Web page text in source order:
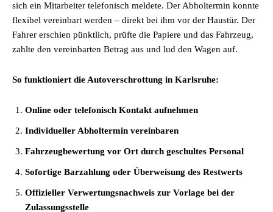
sich ein Mitarbeiter telefonisch meldete. Der Abholtermin konnte
flexibel vereinbart werden – direkt bei ihm vor der Haustür. Der
Fahrer erschien pünktlich, prüfte die Papiere und das Fahrzeug,
zahlte den vereinbarten Betrag aus und lud den Wagen auf.
So funktioniert die Autoverschrottung in Karlsruhe:
Online oder telefonisch Kontakt aufnehmen
Individueller Abholtermin vereinbaren
Fahrzeugbewertung vor Ort durch geschultes Personal
Sofortige Barzahlung oder Überweisung des Restwerts
Offizieller Verwertungsnachweis zur Vorlage bei der
Zulassungsstelle